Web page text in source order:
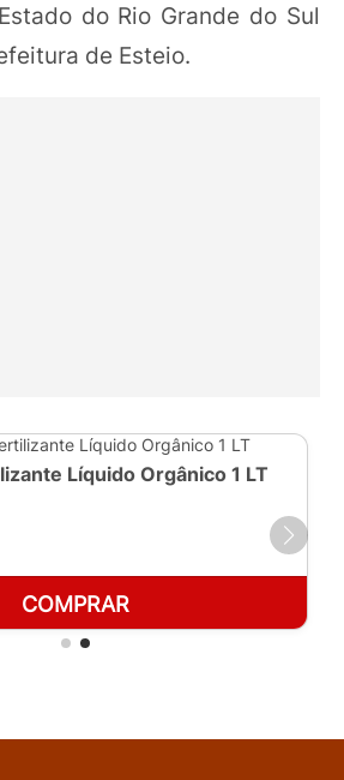
do Rio Grande do Sul
de Esteio.
Líquido Orgânico 1 LT
COMPRAR